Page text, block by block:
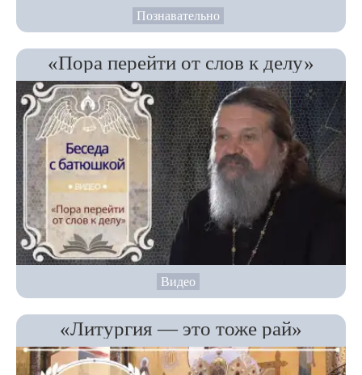
Познавательно
«Пора перейти от слов к делу»
Видео
«Литургия — это тоже рай»